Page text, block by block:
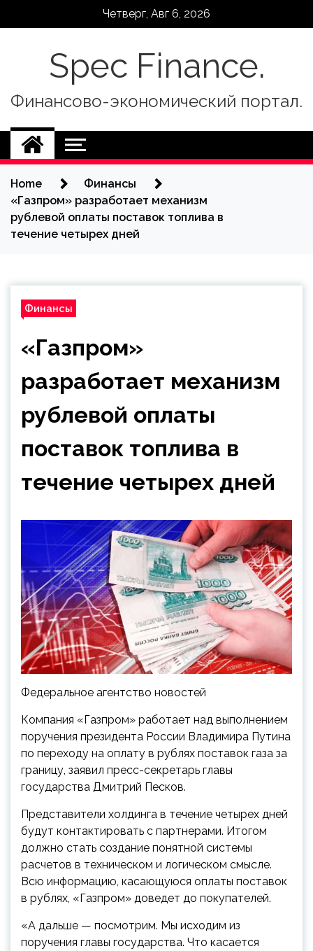
Четверг, Авг 6, 2026
Spec Finance.
Финансово-экономический портал.
Home
Финансы
«Газпром» разработает механизм
рублевой оплаты поставок топлива в
течение четырех дней
Финансы
«Газпром»
разработает механизм
рублевой оплаты
поставок топлива в
течение четырех дней
Федеральное агентство новостей
Компания «Газпром» работает над выполнением
поручения президента России Владимира Путина
по переходу на оплату в рублях поставок газа за
границу, заявил пресс-секретарь главы
государства Дмитрий Песков.
Представители холдинга в течение четырех дней
будут контактировать с партнерами. Итогом
должно стать создание понятной системы
расчетов в техническом и логическом смысле.
Всю информацию, касающуюся оплаты поставок
в рублях, «Газпром» доведет до покупателей.
«А дальше — посмотрим. Мы исходим из
поручения главы государства. Что касается